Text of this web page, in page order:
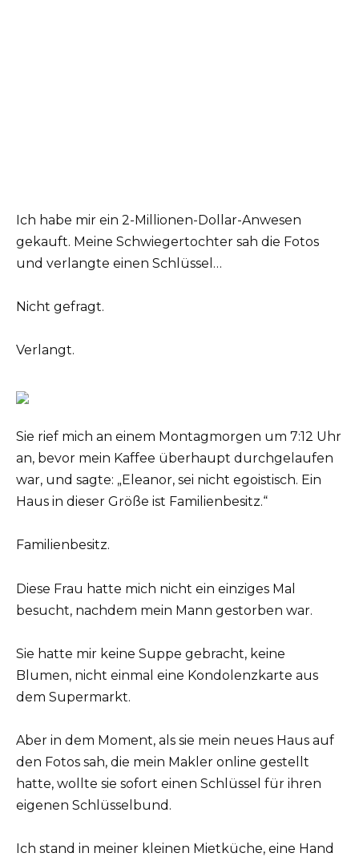
Ich habe mir ein 2-Millionen-Dollar-Anwesen
gekauft. Meine Schwiegertochter sah die Fotos
und verlangte einen Schlüssel…
Nicht gefragt.
Verlangt.
Sie rief mich an einem Montagmorgen um 7:12 Uhr
an, bevor mein Kaffee überhaupt durchgelaufen
war, und sagte: „Eleanor, sei nicht egoistisch. Ein
Haus in dieser Größe ist Familienbesitz.“
Familienbesitz.
Diese Frau hatte mich nicht ein einziges Mal
besucht, nachdem mein Mann gestorben war.
Sie hatte mir keine Suppe gebracht, keine
Blumen, nicht einmal eine Kondolenzkarte aus
dem Supermarkt.
Aber in dem Moment, als sie mein neues Haus auf
den Fotos sah, die mein Makler online gestellt
hatte, wollte sie sofort einen Schlüssel für ihren
eigenen Schlüsselbund.
Ich stand in meiner kleinen Mietküche, eine Hand